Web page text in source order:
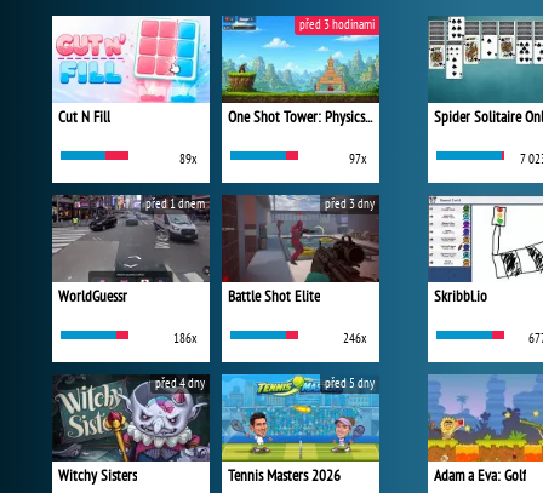
Cut N Fill
89x
One Shot Tower: Physics Destroyer
97x
před 3 hodinami
WorldGuessr
186x
před 1 dnem
Battle Shot Elite
246x
před 3 dny
Witchy Sisters
před 4 dny
Tennis Masters 2026
před 5 dny
Spider Solitaire
7
Skribbl.io
Adam a Eva: Golf